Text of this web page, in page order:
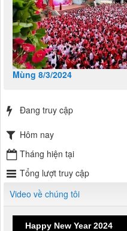
Mùng 8/3/2024
Đang truy cập
Hôm nay
Tháng hiện tại
Tổng lượt truy cập
Video về chúng tôi
Happy New Year 2024